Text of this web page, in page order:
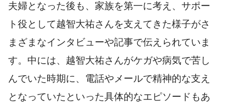
夫婦となった後も、家族を第一に考え、サポー
ト役として越智大祐さんを支えてきた様子がさ
まざまなインタビューや記事で伝えられていま
す。中には、越智大祐さんがケガや病気で苦し
んでいた時期に、電話やメールで精神的な支え
となっていたといった具体的なエピソードもあ